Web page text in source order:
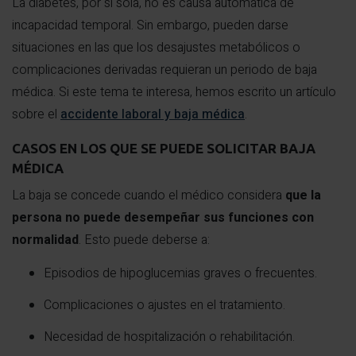
incapacidad temporal. Sin embargo, pueden darse
situaciones en las que los desajustes metabólicos o
complicaciones derivadas requieran un periodo de baja
médica. Si este tema te interesa, hemos escrito un artículo
sobre el accidente laboral y baja médica.
CASOS EN LOS QUE SE PUEDE SOLICITAR BAJA
MÉDICA
La baja se concede cuando el médico considera que la
persona no puede desempeñar sus funciones con
normalidad. Esto puede deberse a:
Episodios de hipoglucemias graves o frecuentes.
Complicaciones o ajustes en el tratamiento.
Necesidad de hospitalización o rehabilitación.